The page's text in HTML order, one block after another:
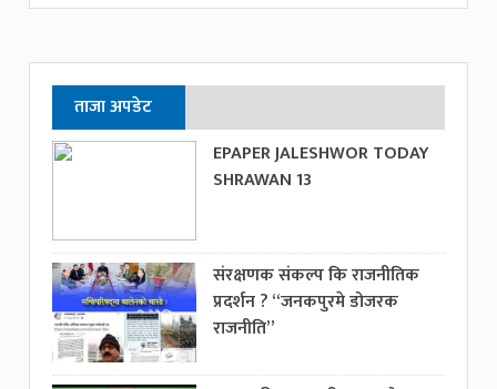
ताजा अपडेट
EPAPER JALESHWOR TODAY
SHRAWAN 13
संरक्षणक संकल्प कि राजनीतिक
प्रदर्शन ? “जनकपुरमे डोजरक
राजनीति”